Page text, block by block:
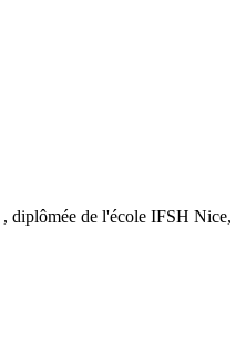
diplômée de l'école IFSH Nice,